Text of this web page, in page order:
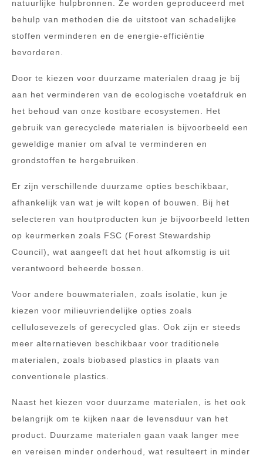
natuurlijke hulpbronnen. Ze worden geproduceerd met
behulp van methoden die de uitstoot van schadelijke
stoffen verminderen en de energie-efficiëntie
bevorderen.
Door te kiezen voor duurzame materialen draag je bij
aan het verminderen van de ecologische voetafdruk en
het behoud van onze kostbare ecosystemen. Het
gebruik van gerecyclede materialen is bijvoorbeeld een
geweldige manier om afval te verminderen en
grondstoffen te hergebruiken.
Er zijn verschillende duurzame opties beschikbaar,
afhankelijk van wat je wilt kopen of bouwen. Bij het
selecteren van houtproducten kun je bijvoorbeeld letten
op keurmerken zoals FSC (Forest Stewardship
Council), wat aangeeft dat het hout afkomstig is uit
verantwoord beheerde bossen.
Voor andere bouwmaterialen, zoals isolatie, kun je
kiezen voor milieuvriendelijke opties zoals
cellulosevezels of gerecycled glas. Ook zijn er steeds
meer alternatieven beschikbaar voor traditionele
materialen, zoals biobased plastics in plaats van
conventionele plastics.
Naast het kiezen voor duurzame materialen, is het ook
belangrijk om te kijken naar de levensduur van het
product. Duurzame materialen gaan vaak langer mee
en vereisen minder onderhoud, wat resulteert in minder